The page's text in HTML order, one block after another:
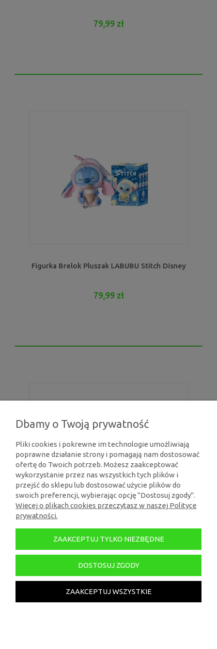
79,99 zł
Figurka Brelok Pluszak LABUBU Stitch Disney
79,99 zł
Figurka Brelok Pluszak LABUBU Stitch Disney
79,99 zł
Dbamy o Twoją prywatność
Pliki cookies i pokrewne im technologie umożliwiają
poprawne działanie strony i pomagają nam dostosować
ofertę do Twoich potrzeb. Możesz zaakceptować
wykorzystanie przez nas wszystkich tych plików i
przejść do sklepu lub dostosować użycie plików do
swoich preferencji, wybierając opcję "Dostosuj zgody".
Więcej o plikach cookies przeczytasz w naszej Polityce
prywatności.
ZAAKCEPTUJ TYLKO NIEZBĘDNE
DOSTOSUJ ZGODY
ZAAKCEPTUJ WSZYSTKIE